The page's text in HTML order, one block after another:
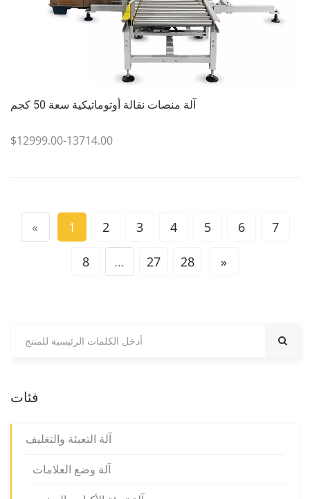
آلة منصات نقالة أوتوماتيكية سعة 50 كجم
$12999.00-13714.00
« 1 2 3 4 5 6 7
8 ... 27 28 »
فئات
آلة التعبئة والتغليف
آلة وضع العلامات